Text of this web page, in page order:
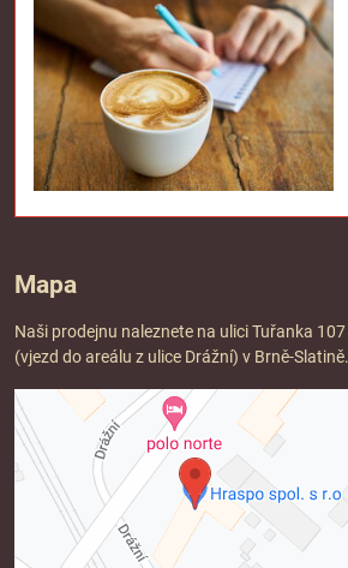
Mapa
Naši prodejnu naleznete na ulici Tuřanka 107
(vjezd do areálu z ulice Drážní) v Brně-Slatině.